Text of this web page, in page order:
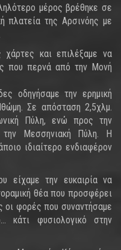
μέρος βρέθηκε σε
πλατεία της Αρσινόης με
και επιλέξαμε να
που περνά από την Μονή
οδηγήσαμε την ερημική
Σε απόσταση 2,5χλμ.
Πύλη, ενώ προς την
την Μεσσηνιακή Πύλη. Η
ιδιαίτερο ενδιαφέρον
είχαμε την ευκαιρία να
θέα που προσφέρει
οι φορές που συναντήσαμε
κάτι φυσιολογικό στην